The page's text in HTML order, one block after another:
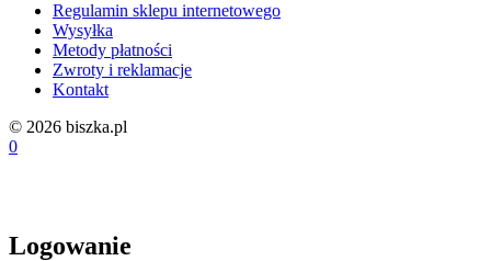
Regulamin sklepu internetowego
Wysyłka
Metody płatności
Zwroty i reklamacje
Kontakt
© 2026 biszka.pl
0
Logowanie